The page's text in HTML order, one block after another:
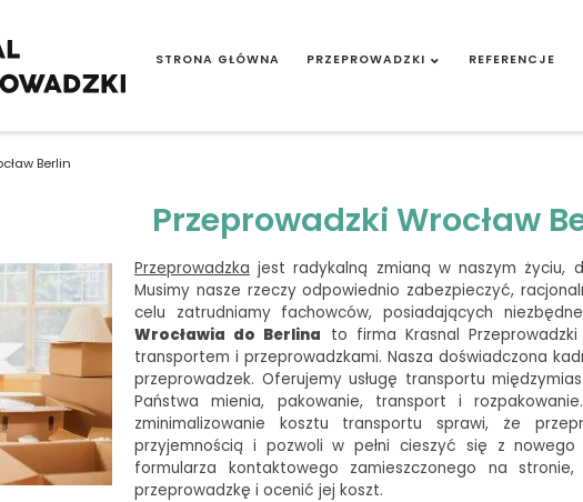
STRONA GŁÓWNA PRZEPROWADZKI REFERENCJE
Berlin
Przeprowadzki Wrocław
Przeprowadzka jest radykalną zmianą w naszym życiu,
Musimy nasze rzeczy odpowiednio zabezpieczyć,
celu zatrudniamy fachowców, posiadających
Wrocławia do Berlina to firma Krasnal
transportem i przeprowadzkami. Nasza doświadczona
przeprowadzek. Oferujemy usługę transportu
Państwa mienia, pakowanie, transport i
zminimalizowanie kosztu transportu sprawi, że
przyjemnością i pozwoli w pełni cieszyć się z
formularza kontaktowego zamieszczonego na
przeprowadzkę i ocenić jej koszt.